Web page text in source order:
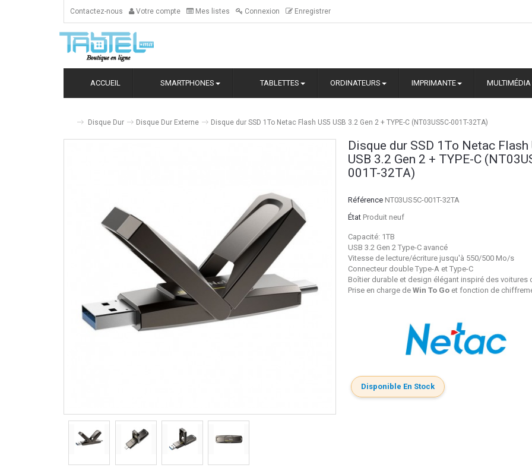
Contactez-nous Votre compte Mes listes Connexion Enregistrer
ACCUEIL SMARTPHONES TABLETTES ORDINATEURS IMPRIMANTE MULTIMÉDIA
Disque Dur Disque Dur Externe Disque dur SSD 1To Netac Flash US5 USB 3.2 Gen 2 + TYPE-C (NT03US5C-001T-32TA)
Disque dur SSD 1To Netac Flash
USB 3.2 Gen 2 + TYPE-C
001T-32TA)
Référence NT03US5C-001T-32TA
État Produit neuf
Capacité: 1TB
USB 3.2 Gen 2 Type-C avancé
Vitesse de lecture/écriture jusqu'à 550/500 Mo/s
Connecteur double Type-A et Type-C
Boîtier durable et design élégant inspiré des voitures
Prise en charge deWin To Go et fonction de
Disponible En Stock